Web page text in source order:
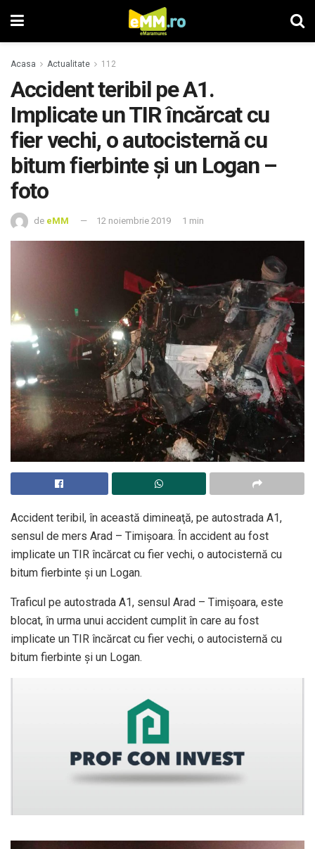
Acasa Actualitate 112
Accident teribil pe A1.
Implicate un TIR încărcat cu
fier vechi, o autocisternă cu
bitum fierbinte și un Logan –
foto
de eMM 12 noiembrie 2019 1 min
Accident teribil, în această dimineaţă, pe autostrada A1,
sensul de mers Arad – Timişoara. În accident au fost
implicate un TIR încărcat cu fier vechi, o autocisternă cu
bitum fierbinte și un Logan.
Traficul pe autostrada A1, sensul Arad – Timişoara, este
blocat, în urma unui accident cumplit în care au fost
implicate un TIR încărcat cu fier vechi, o autocisternă cu
bitum fierbinte și un Logan.